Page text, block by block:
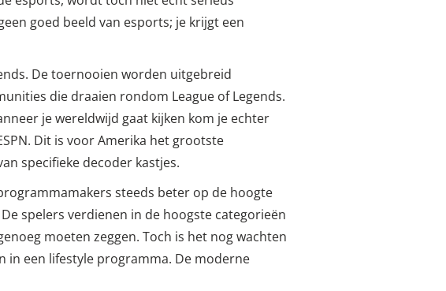
goed beeld van esports; je krijgt een
De toernooien worden uitgebreid
die draaien rondom League of Legends.
je wereldwijd gaat kijken kom je echter
Dit is voor Amerika het grootste
specifieke decoder kastjes.
steeds beter op de hoogte
spelers verdienen in de hoogste categorieën
moeten zeggen. Toch is het nog wachten
in een lifestyle programma. De moderne